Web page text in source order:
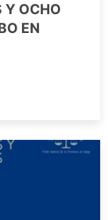
Y OCHO
EN